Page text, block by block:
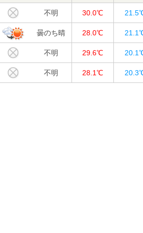
不明 30.0℃
曇のち晴 28.0℃
不明 29.6℃
不明 28.1℃